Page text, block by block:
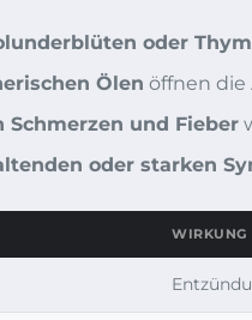
oder
Ölen öffnen die
Schmerzen und Fieber
oder starken
WIRKUNG